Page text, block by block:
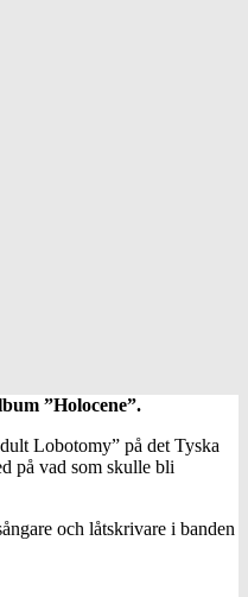
”Holocene”.
Lobotomy” på det Tyska
på vad som skulle bli
och låtskrivare i banden